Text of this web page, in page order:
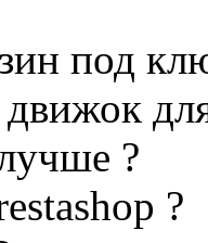
под
?
?